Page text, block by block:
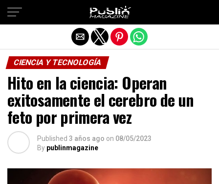
CIENCIA Y TECNOLOGÍA
Hito en la ciencia: Operan
exitosamente el cerebro de un
feto por primera vez
Published 3 años ago on 08/05/2023
By publinmagazine
Salir de la versión móvil